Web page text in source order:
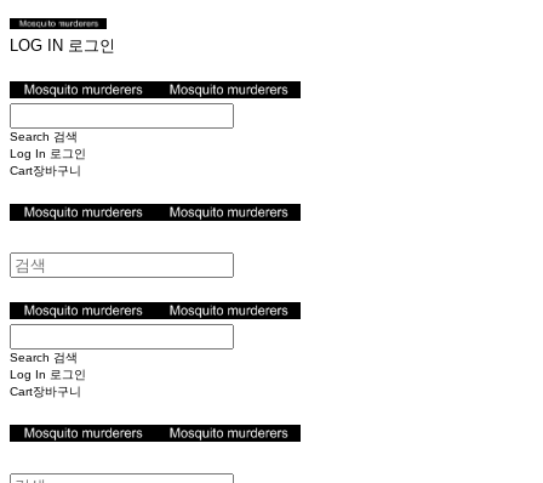
LOG IN 로그인
Search 검색
Log In 로그인
Cart장바구니
Search 검색
Log In 로그인
Cart장바구니